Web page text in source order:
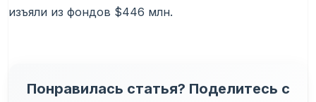
изъяли из фондов $446 млн.
Понравилась статья? Поделитесь с